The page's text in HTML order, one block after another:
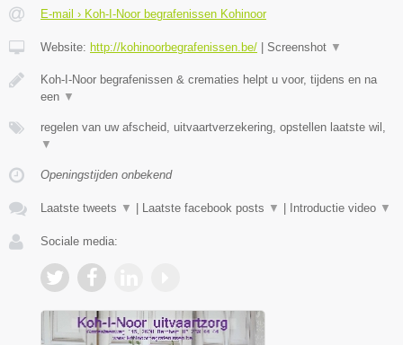
E-mail › Koh-I-Noor begrafenissen Kohinoor
Website: http://kohinoorbegrafenissen.be/ Screenshot ▼
Koh-I-Noor begrafenissen & crematies helpt u voor, tijdens en na
een ▼
regelen van uw afscheid, uitvaartverzekering, opstellen laatste wil,
▼
Openingstijden onbekend
Laatste tweets ▼ Laatste facebook posts ▼ Introductie video ▼
Sociale media: